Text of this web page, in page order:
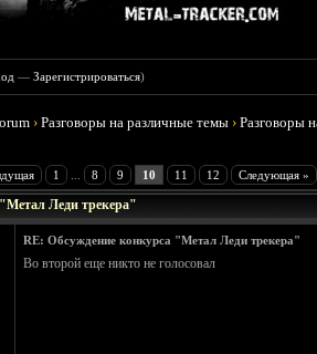
—Зарегистрироваться)
›Разговоры на различные темы ›Разговоры
1 8 9 10 11 12 Следующая »
Леди трекера"
RE: Обсуждение конкурса "Метал Леди трекера"
Во второй еще никто не голосовал